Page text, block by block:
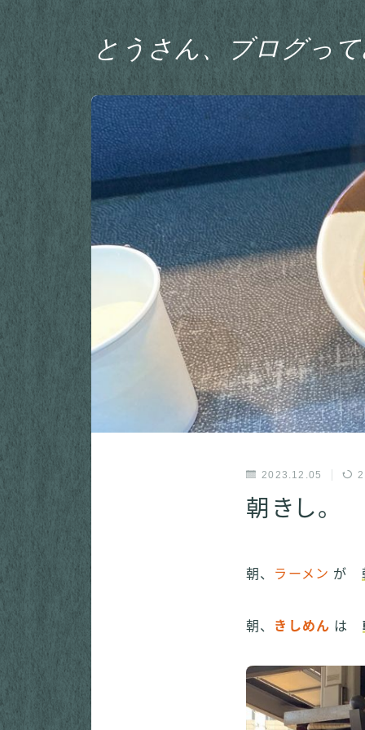
とうさん、ブログっ
2023.12.05
朝きし。
朝、 ラーメン が
朝、 きしめん は